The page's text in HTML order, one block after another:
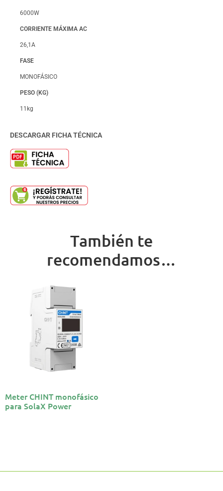
6000W
CORRIENTE MÁXIMA AC
26,1A
FASE
MONOFÁSICO
PESO (KG)
11kg
DESCARGAR FICHA TÉCNICA
También te
recomendamos…
Meter CHINT monofásico
para SolaX Power